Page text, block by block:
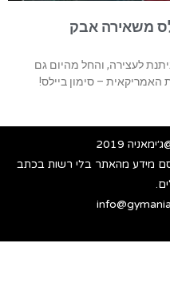
משאירה אבק
לעצירה, והחל מהיום גם
– סימון ביילס!
2019
מידע מהאתר בלי רשות בכתב